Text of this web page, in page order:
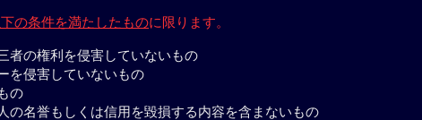
下の条件を満たしたものに限ります。
者の権利を侵害していないもの
を侵害していないもの
の
の名誉もしくは信用を毀損する内容を含まないもの